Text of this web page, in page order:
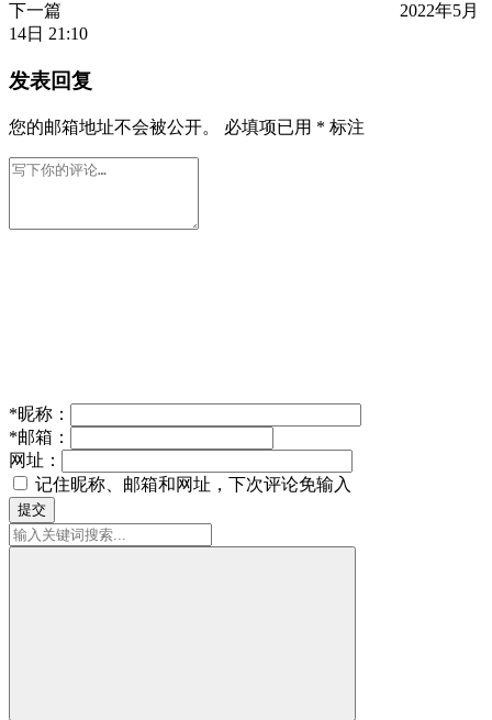
下一篇
2022年5月
14日 21:10
发表回复
您的邮箱地址不会被公开。 必填项已用 * 标注
*昵称：
*邮箱：
网址：
记住昵称、邮箱和网址，下次评论免输入
提交